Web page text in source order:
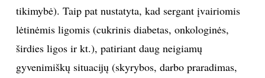
tikimybė). Taip pat nustatyta, kad sergant įvairiomis
lėtinėmis ligomis (cukrinis diabetas, onkologinės,
širdies ligos ir kt.), patiriant daug neigiamų
gyvenimiškų situacijų (skyrybos, darbo praradimas,